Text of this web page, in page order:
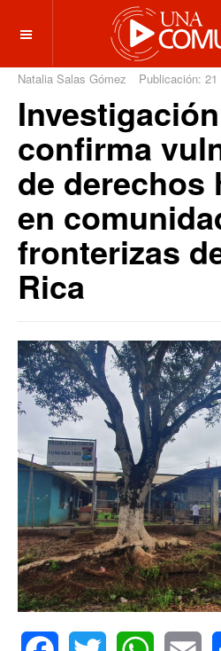
OFF CANVAS
Natalia Salas Gómez Publicación:
confirma
de derechos
en
fronterizas
Rica